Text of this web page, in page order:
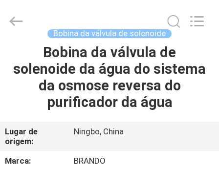
CASA
PRODUTOS
SOBRE
NÓS
Hardware
Bobina da válvula de solenoide
Bobina da válvula de
solenoide da água do sistema
da osmose reversa do
purificador da água
Lugar de
origem:
Ningbo, China
Marca:
BRANDO